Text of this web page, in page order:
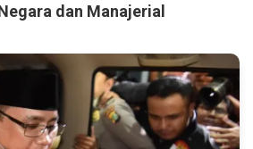
dan Manajerial